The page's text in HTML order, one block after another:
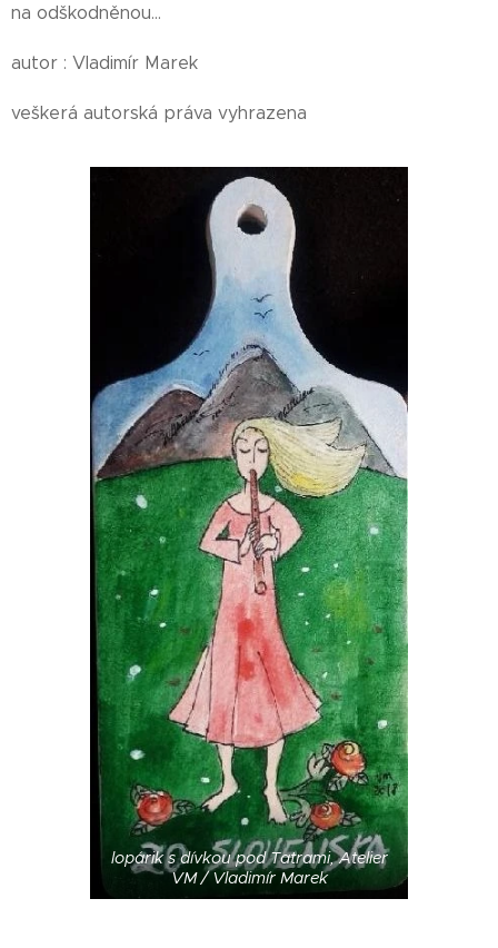
na odškodněnou...
autor : Vladimír Marek
veškerá autorská práva vyhrazena
lopárik s dívkou pod Tatrami, Atelier
VM / Vladimír Marek